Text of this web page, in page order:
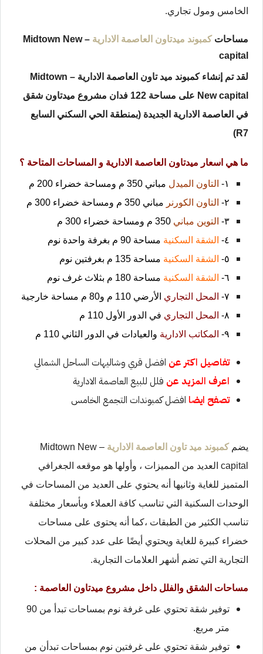
الخامس ومول تجاري.
مساحاتكمبوند ميدتاون العاصمة الادارية –
Midtown New
capital
لقد تم إنشاء كمبوند ميد تاون العاصمة الادارية – Midtown
New capital على مساحة 122 فدان مشروع ميدتاون شقق
في العاصمة الادارية الجديدة (بمنطقة الحي السكني السابع
R7)
ما هي اسعار ميدتاون العاصمة الادارية و المساحات المتاحة ؟
١- التاون الميدل مباني 350 م ومساحة خضراء 200 م
٢-
التاون الكورنر مباني 350 م ومساحة خضراء 300 م
٣-
التوين مباني
٤-
الشقة السكنية مساحة 90 م بغرفة واحدة نوم
٥-
الشقة السكنية مساحة 135 م بغرفتين نوم
٦-
الشقة السكنية مساحة 180 م بثلاث غرف نوم
٧-
المحل التجاري الأرضي 110 م و80 م مساحة خارجية
٨-
المحل التجاري في الدور الأول 110 م
٩-
المكاتب الادارية والعيادات في الدور الثاني 110 م
تفاصيل اكتر عن افضل قري وشاليهات الساحل الشمالي
اعرف المزيد عن فلل للبيع العاصمة الادارية
تصفح ايضا افضل كمبوندات التجمع الخامس
يضمكمبوند ميد تاون العاصمة الادارية
– Midtown New
capital العديد من المميزات ، وأولها هو موقعه الجغرافي
المتميز للغاية وثانيها أنه يحتوي على العديد من المساحات في
الوحدات السكنية التي تناسب كافة العملاء وبأسعار مختلفة
تناسب الكثير من الطبقات ،كما أنه يحتوى على مساحات
خضراء كبيرة للغاية ويحتوي أيضًا على عدد كبير من المحلات
التجارية التي تضم أشهر العلامات التجارية.
مساحات الشقق والفلل داخل مشروع ميدتاون العاصمة :
توفير شقة تحتوي على غرفة نوم بمساحات تبدأ من 90
متر مربع.
توفير شقة تحتوي على غرفتين نوم بمساحات تبدأن من